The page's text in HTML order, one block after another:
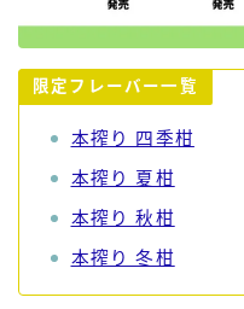
限定フレーバー一覧
本搾り 四季柑
本搾り 夏柑
本搾り 秋柑
本搾り 冬柑